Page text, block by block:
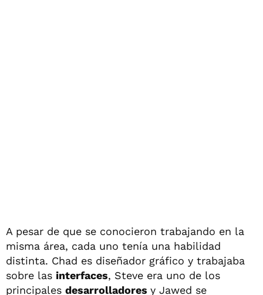
A pesar de que se conocieron trabajando en la
misma área, cada uno tenía una habilidad
distinta. Chad es diseñador gráfico y trabajaba
sobre las interfaces, Steve era uno de los
principales desarrolladores y Jawed se